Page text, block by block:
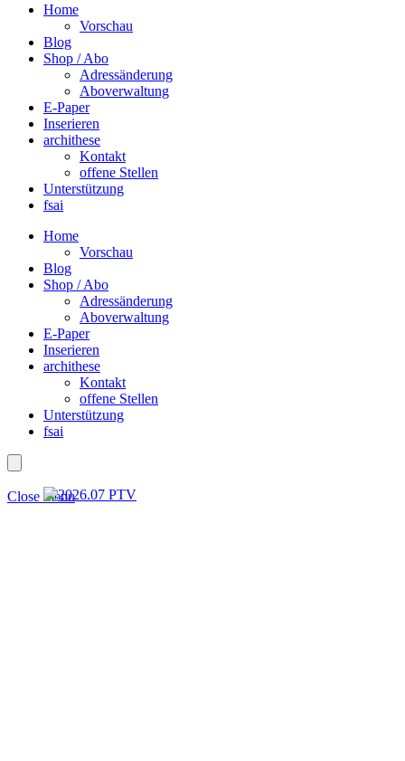
Home
Vorschau
Blog
Shop / Abo
Adressänderung
Aboverwaltung
E-Paper
Inserieren
archithese
Kontakt
offene Stellen
Unterstützung
fsai
Home
Vorschau
Blog
Shop / Abo
Adressänderung
Aboverwaltung
E-Paper
Inserieren
archithese
Kontakt
offene Stellen
Unterstützung
fsai
Close menu